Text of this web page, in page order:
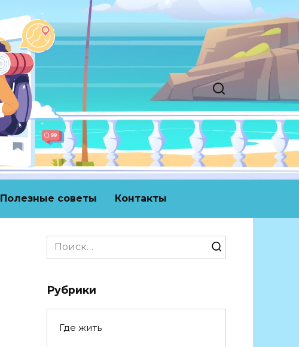
Полезные советы Контакты
Search
for:
Рубрики
Где жить